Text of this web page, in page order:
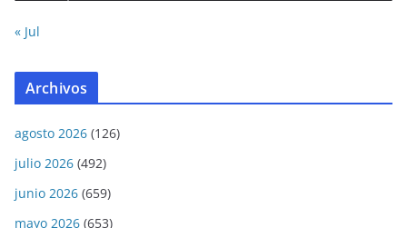
« Jul
Archivos
agosto 2026 (126)
julio 2026 (492)
junio 2026 (659)
mayo 2026 (653)